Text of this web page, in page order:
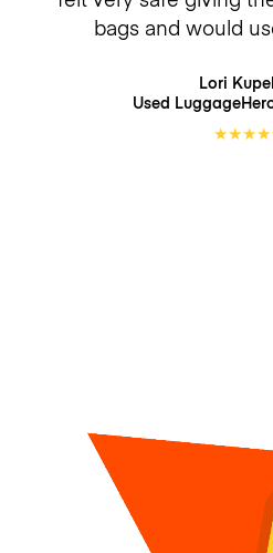
bags and would
Lori
Used
★★★★